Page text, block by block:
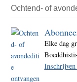
Ochtend- of
Elke dag
Inschrijven